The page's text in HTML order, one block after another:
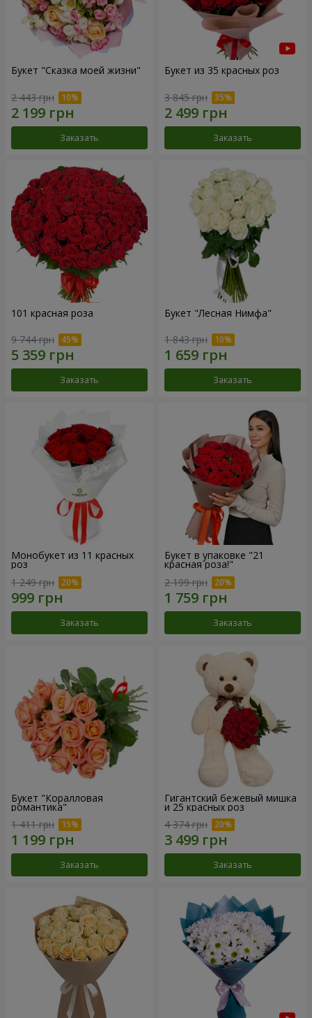
Букет "Сказка моей жизни"
2 443 грн
Заказать
Букет из 35 красных роз
3 845 грн
Заказать
101 красная роза
9 744 грн
Заказать
Букет "Лесная Нимфа"
1 843 грн
Заказать
Монобукет из 11 красных
роз
1 249 грн
Заказать
Букет в упаковке "21
красная роза!"
2 199 грн
Заказать
Букет "Коралловая
романтика"
1 411 грн
Заказать
Гигантский бежевый мишка
и 25 красных роз
4 374 грн
Заказать